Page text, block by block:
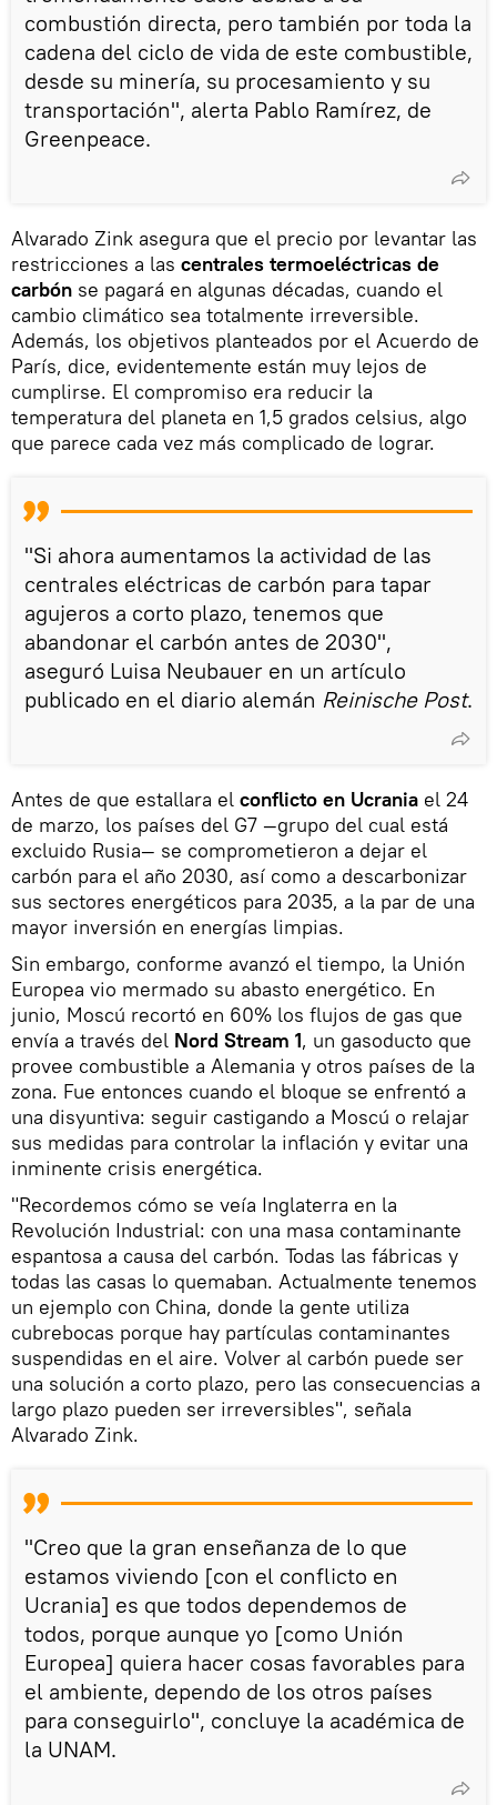
combustión directa, pero también por toda la
cadena del ciclo de vida de este combustible,
desde su minería, su procesamiento y su
transportación", alerta Pablo Ramírez, de
Greenpeace.
Alvarado Zink asegura que el precio por levantar las
restricciones a las centrales termoeléctricas de
carbón se pagará en algunas décadas, cuando el
cambio climático sea totalmente irreversible.
Además, los objetivos planteados por el Acuerdo de
París, dice, evidentemente están muy lejos de
cumplirse. El compromiso era reducir la
temperatura del planeta en 1,5 grados celsius, algo
que parece cada vez más complicado de lograr.
"Si ahora aumentamos la actividad de las
centrales eléctricas de carbón para tapar
agujeros a corto plazo, tenemos que
abandonar el carbón antes de 2030",
aseguró Luisa Neubauer en un artículo
publicado en el diario alemán Reinische Post.
Antes de que estallara el conflicto en Ucrania el 24
de marzo, los países del G7 —grupo del cual está
excluido Rusia— se comprometieron a dejar el
carbón para el año 2030, así como a descarbonizar
sus sectores energéticos para 2035, a la par de una
mayor inversión en energías limpias.
Sin embargo, conforme avanzó el tiempo, la Unión
Europea vio mermado su abasto energético. En
junio, Moscú recortó en 60% los flujos de gas que
envía a través del Nord Stream 1, un gasoducto que
provee combustible a Alemania y otros países de la
zona. Fue entonces cuando el bloque se enfrentó a
una disyuntiva: seguir castigando a Moscú o relajar
sus medidas para controlar la inflación y evitar una
inminente crisis energética.
"Recordemos cómo se veía Inglaterra en la
Revolución Industrial: con una masa contaminante
espantosa a causa del carbón. Todas las fábricas y
todas las casas lo quemaban. Actualmente tenemos
un ejemplo con China, donde la gente utiliza
cubrebocas porque hay partículas contaminantes
suspendidas en el aire. Volver al carbón puede ser
una solución a corto plazo, pero las consecuencias a
largo plazo pueden ser irreversibles", señala
Alvarado Zink.
"Creo que la gran enseñanza de lo que
estamos viviendo [con el conflicto en
Ucrania] es que todos dependemos de
todos, porque aunque yo [como Unión
Europea] quiera hacer cosas favorables para
el ambiente, dependo de los otros países
para conseguirlo", concluye la académica de
la UNAM.